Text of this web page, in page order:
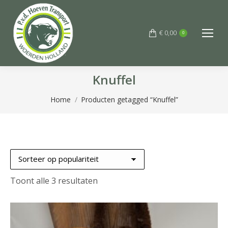
€ 0,00 0
Knuffel
Je bent hier:
Home Producten getagged “Knuffel”
Toont alle 3 resultaten
populariteit